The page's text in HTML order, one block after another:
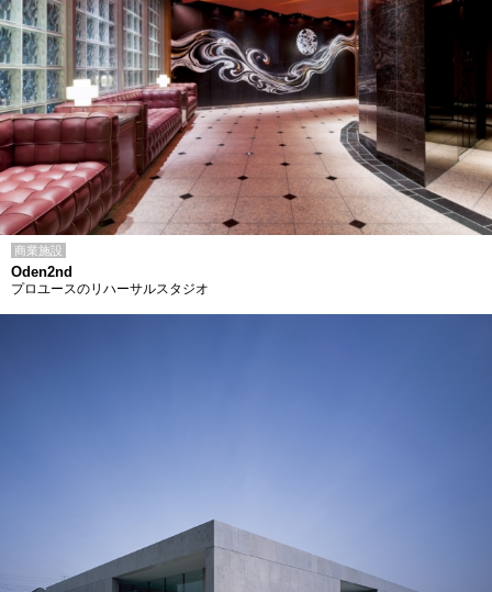
商業施設
Oden2nd
プロユースのリハーサルスタジオ